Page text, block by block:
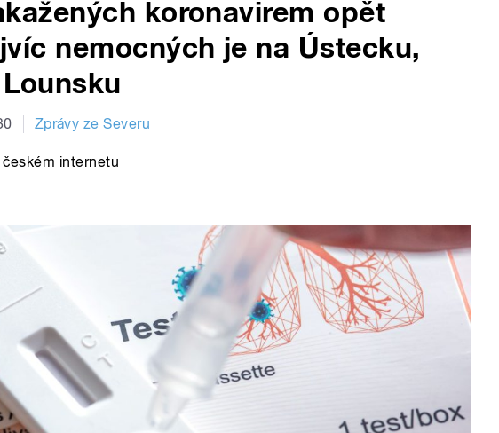
koronavirem opět
nemocných je na Ústecku,
Zprávy ze Severu
internetu